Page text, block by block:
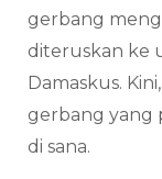
gerbang
diteruskan ke
Damaskus.
gerbang yang
di sana.